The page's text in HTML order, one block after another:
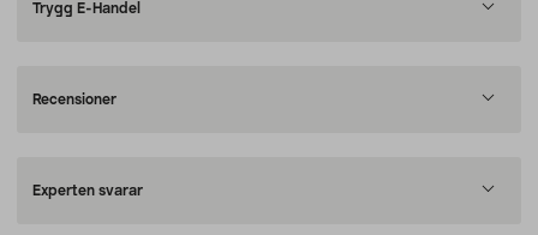
Trygg E-Handel
Recensioner
Experten svarar